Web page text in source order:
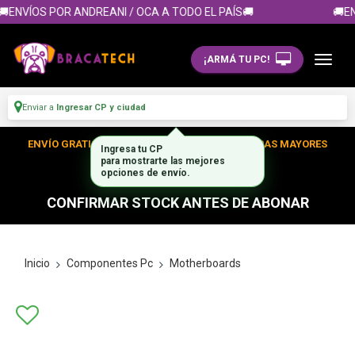
POR ANDREANI / OCA A TODO EL PAÍS🚚
¡ARMÁ TU PC!
Enviar a Ingresar CP y ciudad
ENVÍO GRATIS DENTRO DE CABA EN TUS COMPRAS MAYORES
A $300.000
CONFIRMAR STOCK ANTES DE ABONAR
Inicio Componentes Pc Motherboards
Ingresa tu CP
para mostrarte las mejores
opciones de envío.